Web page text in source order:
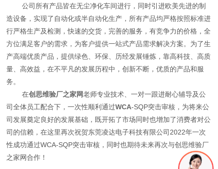
公司所有产品皆在无尘净化车间进行，同时引进欧美先进的制
造设备，实现了自动化或半自动化生产，所有产品均严格按照标准进
行严格生产及检测，快速的交货，完善的服务，有竞争力的价格，全
方位满足客户的需求，为客户提供一站式产品需求解决方案。为了生
产高端优质产品，提供绿色、环保、历经发展锤炼，靠高科技、高质
量、高效益，在不平凡的发展历程中，创新不断，优质的产品和服
务。
在创思维验厂之家网老师专业技术、一对一跟进耐心辅导及公
司全体员工配合下，一次性顺利通过WCA-SQP突击审核，为将来公
司发展奠定良好的发展基础，既开拓了市场同时也增加了消费者对公
司的信赖，在这里再次祝贺东莞凌达电子科技有限公司2022年一次
性成功通过WCA-SQP突击审核，同时也期待未来再次与创思维验厂
之家网合作！